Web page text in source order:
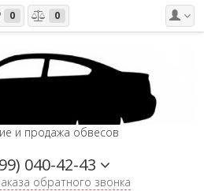
0 0
и продажа обвесов
040-42-43
обратного звонка